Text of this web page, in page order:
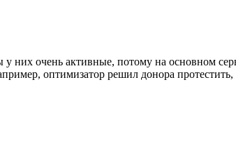
них очень активные, потому на основном
оптимизатор решил донора